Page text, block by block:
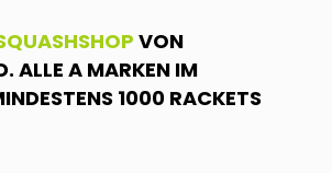
VON
ALLE A MARKEN IM
1000 RACKETS